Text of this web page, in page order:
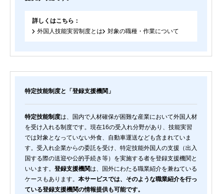
詳しくはこちら：
外国人技能実習制度とは
対象の職種・作業について
特定技能制度と「登録支援機関」
特定技能制度は、国内で人材確保が困難な産業において外国人材
を受け入れる制度です。現在16の受入れ分野があり、技能実習
では対象となっていない外食、自動車運送なども含まれていま
す。受入れ企業からの委託を受け、特定技能外国人の支援（出入
国する際の送迎や公的手続き等）を実施する者を登録支援機関と
いいます。 登録支援機関は、国外にわたる職業紹介を兼ねている
ケースもあります。 本サービスでは、そのような職業紹介を行っ
ている登録支援機関の情報提供も可能です。